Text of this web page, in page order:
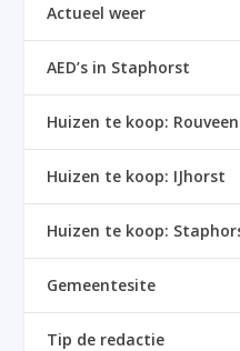
Actueel weer
AED’s in Staphorst
Huizen te koop: Rouveen
Huizen te koop: IJhorst
Huizen te koop:
Gemeentesite
Tip de redactie